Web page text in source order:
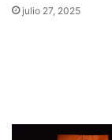
julio 27, 2025